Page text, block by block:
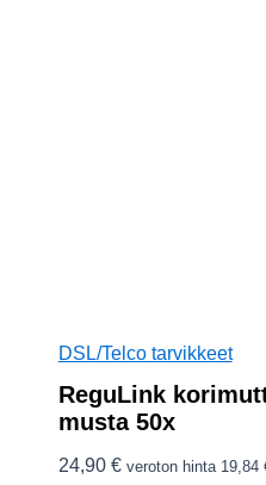
DSL/Telco tarvikkeet
ReguLink
musta 50x
24,90 € veroton hinta 19,84